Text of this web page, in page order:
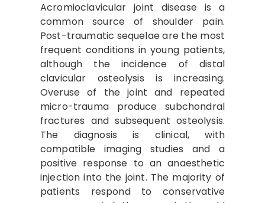
Acromioclavicular joint disease is a
common source of shoulder pain.
Post-traumatic sequelae are the most
frequent conditions in young patients,
although the incidence of distal
clavicular osteolysis is increasing.
Overuse of the joint and repeated
micro-trauma produce subchondral
fractures and subsequent osteolysis.
The diagnosis is clinical, with
compatible imaging studies and a
positive response to an anaesthetic
injection into the joint. The majority of
patients respond to conservative